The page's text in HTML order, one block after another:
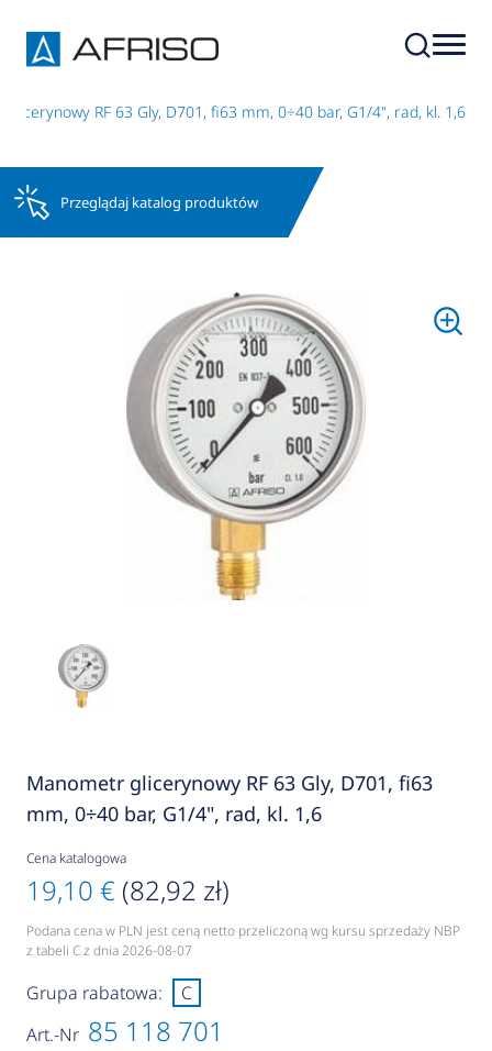
RF 63 Gly, D701, fi63 mm, 0÷40 bar, G1/4", rad, kl. 1,6
Przeglądaj katalog produktów
Manometr glicerynowy RF 63 Gly, D701, fi63
mm, 0÷40 bar, G1/4", rad, kl. 1,6
Cena katalogowa
19,10 € (82,92 zł)
Podana cena w PLN jest ceną netto przeliczoną wg kursu sprzedaży NBP
z tabeli C z dnia 2026-08-07
Art.-Nr 85 118 701
Grupa rabatowa: C